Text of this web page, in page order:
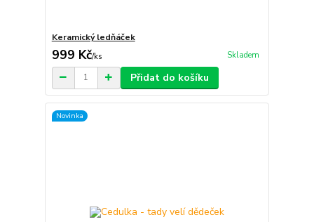
Keramický ledňáček
999 Kč/ks Skladem
Přidat do košíku
Novinka